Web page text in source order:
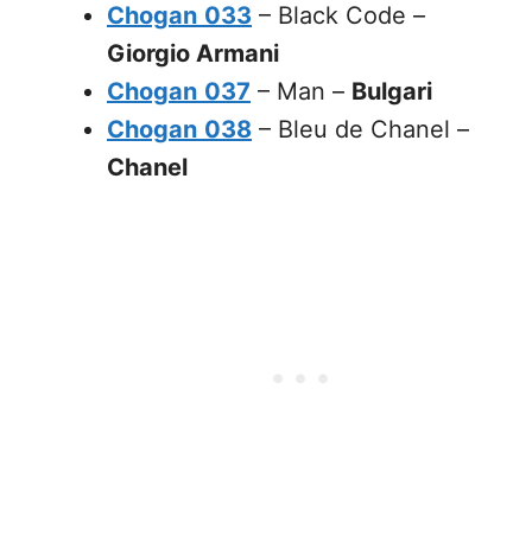
Chogan 033 – Black Code –
Giorgio Armani
Chogan 037 – Man – Bulgari
Chogan 038 – Bleu de Chanel –
Chanel